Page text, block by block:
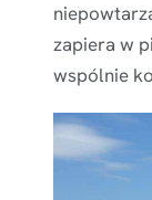
zapiera w
wspólnie